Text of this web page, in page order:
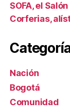
SOFA, el
Corferias,
Nación
Bogotá
Comunidad